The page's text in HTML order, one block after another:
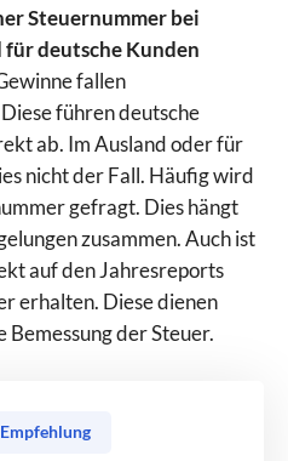
Steuernummer bei
deutsche Kunden
fallen
führen deutsche
ab. Im Ausland oder für
nicht der Fall. Häufig wird
gefragt. Dies hängt
zusammen. Auch ist
auf den Jahresreports
erhalten. Diese dienen
Bemessung der Steuer.